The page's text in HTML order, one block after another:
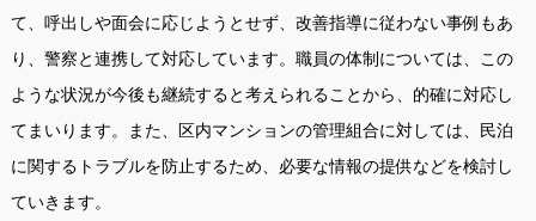
て、呼出しや面会に応じようとせず、改善指導に従わない事例もあ
り、警察と連携して対応しています。職員の体制については、この
ような状況が今後も継続すると考えられることから、的確に対応し
てまいります。また、区内マンションの管理組合に対しては、民泊
に関するトラブルを防止するため、必要な情報の提供などを検討し
ていきます。